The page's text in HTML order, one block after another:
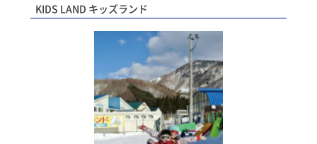
KIDS LAND キッズランド